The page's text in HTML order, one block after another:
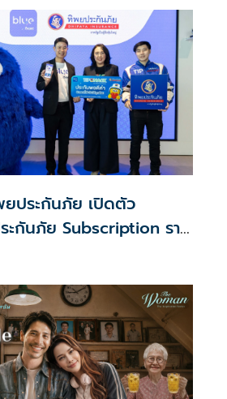
พื่อนคู่คิดที่อยู่เคียงข้างชายหนุ่ม เธอ
นทั้งกำลังใจ
ประกันภัย เปิดตัว
ระกันภัย Subscription ราย